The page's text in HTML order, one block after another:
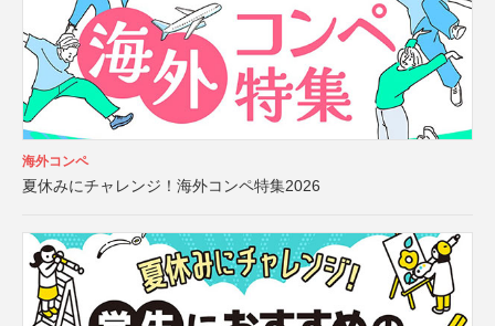
海外コンペ
夏休みにチャレンジ！海外コンペ特集2026